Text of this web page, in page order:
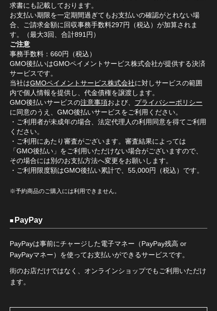
求書にも記載しております。
お支払い期限を一定期間過ぎてもお支払いの確認がとれない場
合、ご請求金額に回収事務手数料297円（税込）が加算されま
す。（最大3回、合計891円）
ご注意
事務手数料：660円（税込）
GMO後払いはGMOペイメントサービス株式会社が提供する決済
サービスです。
当社はGMOペイメントサービス株式会社に対しサービスの範囲
内で個人情報を提供し、代金債権を譲渡します。
GMO後払いサービスの注意事項および、 プライバシーポリシー
に同意のうえ、GMO後払いサービスをご利用ください。
・ご利用者が未成年の場合、法定代理人の利用同意を得てご利用
ください。
・ご利用にあたり審査がございます。審査結果によっては
「GMO後払い」をご利用いただけない場合がございますので、
その場合には別のお支払方法へ変更をお願いします。
・ご利用限度額はGMO後払い累計で、55,000円（税込）です。
※予約商品のご購入には利用できません。
PayPay
PayPayは事前にチャージした電子マネー（PayPay残高 or
PayPayマネー）を使ってお支払いができるサービスです。
街のお店だけではなく、オンラインショップでもご利用いただけ
ます。